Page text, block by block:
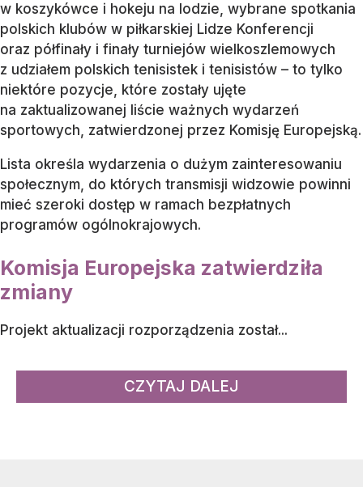
w koszykówce i hokeju na lodzie, wybrane spotkania
polskich klubów w piłkarskiej Lidze Konferencji
oraz półfinały i finały turniejów wielkoszlemowych
z udziałem polskich tenisistek i tenisistów – to tylko
niektóre pozycje, które zostały ujęte
na zaktualizowanej liście ważnych wydarzeń
sportowych, zatwierdzonej przez Komisję Europejską.
Lista określa wydarzenia o dużym zainteresowaniu
społecznym, do których transmisji widzowie powinni
mieć szeroki dostęp w ramach bezpłatnych
programów ogólnokrajowych.
Komisja Europejska zatwierdziła
zmiany
Projekt aktualizacji rozporządzenia został...
CZYTAJ DALEJ